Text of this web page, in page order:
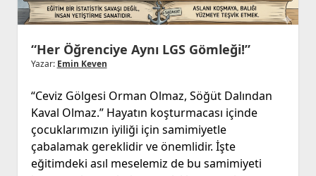
“Her Öğrenciye Aynı LGS Gömleği!”
Yazar: Emin Keven
“Ceviz Gölgesi Orman Olmaz, Söğüt Dalından
Kaval Olmaz.” Hayatın koşturmacası içinde
çocuklarımızın iyiliği için samimiyetle
çabalamak gereklidir ve önemlidir. İşte
eğitimdeki asıl meselemiz de bu samimiyeti